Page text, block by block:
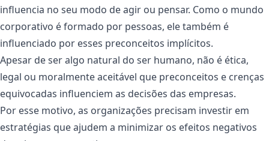
influencia no seu modo de agir ou pensar. Como o mundo
corporativo é formado por pessoas, ele também é
influenciado por esses preconceitos implícitos.
Apesar de ser algo natural do ser humano, não é ética,
legal ou moralmente aceitável que preconceitos e crenças
equivocadas influenciem as decisões das empresas.
Por esse motivo, as organizações precisam investir em
estratégias que ajudem a minimizar os efeitos negativos